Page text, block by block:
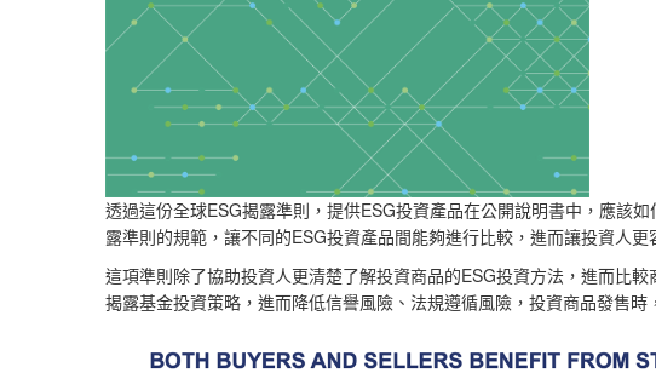
透過這份全球ESG揭露準則，提供ESG投資產品在公開說明書中，應該如
露準則的規範，讓不同的ESG投資產品間能夠進行比較，進而讓投資人更
這項準則除了協助投資人更清楚了解投資商品的ESG投資方法，進而比較
揭露基金投資策略，進而降低信譽風險、法規遵循風險，投資商品發售時